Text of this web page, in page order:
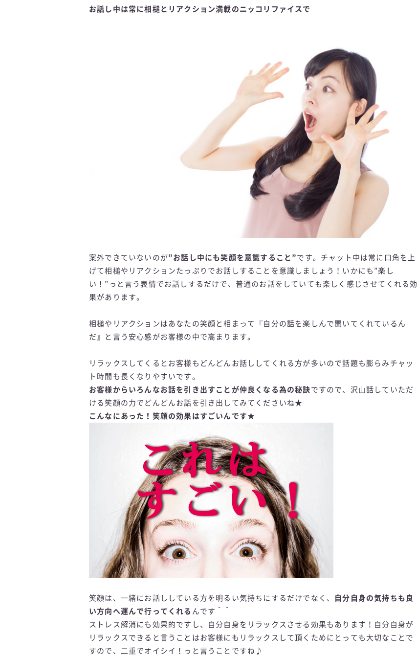
お話し中は常に相槌とリアクション満載のニッコリファイスで
案外できていないのが”お話し中にも笑顔を意識すること” です。チャット中は常に口角を上
げて相槌やリアクションたっぷりでお話しすることを意識しましょう！いかにも”楽し
い！”っと言う表情でお話しするだけで、普通のお話をしていても楽しく感じさせてくれる効
果があります。
相槌やリアクションはあなたの笑顔と相まって『自分の話を楽しんで聞いてくれているん
だ』と言う安心感がお客様の中で高まります。
リラックスしてくるとお客様もどんどんお話ししてくれる方が多いので話題も膨らみチャッ
ト時間も長くなりやすいです。
お客様からいろんなお話を引き出すことが仲良くなる為の秘訣 ですので、沢山話していただ
ける笑顔の力でどんどんお話を引き出してみてくださいね★
こんなにあった！笑顔の効果はすごいんです★
笑顔は、一緒にお話ししている方を明るい気持ちにするだけでなく、
自分自身の気持ちも良
い方向へ運んで行ってくれる んです＾＾
ストレス解消にも効果的ですし、自分自身をリラックスさせる効果もあります！自分自身が
リラックスできると言うことはお客様にもリラックスして頂くためにとっても大切なことで
すので、二重でオイシイ！っと言うことですね♪